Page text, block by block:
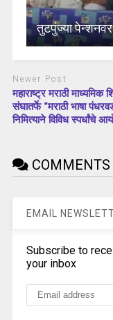
तुटपुंज्या
Newer Post
महाराष्ट्र मराठी माध्यमिक
संघातर्फे “मराठी भाषा
निमित्याने विविध स्पर्धांचे
COMMENTS
EMAIL
Subscribe to
your inbox